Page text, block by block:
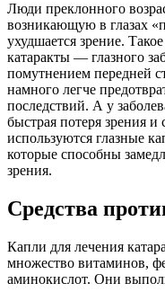
Люди преклонного
возникающую в глазах
ухудшается зрение.
катаракты — глазного
помутнением передней
намного легче
последствий. А у
быстрая потеря зрения
используются глазные
которые способны
зрения.
Средства
Капли для лечения
множество витаминов,
аминокислот. Они